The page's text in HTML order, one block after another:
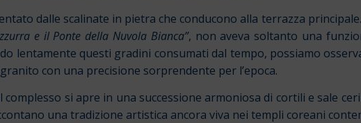
dalle scalinate in pietra che conducono alla terrazza
e il Ponte della Nuvola Bianca”, non aveva soltanto una
lentamente questi gradini consumati dal tempo, possiamo
con una precisione sorprendente per l’epoca.
si apre in una successione armoniosa di cortili e sale
una tradizione artistica ancora viva nei templi coreani